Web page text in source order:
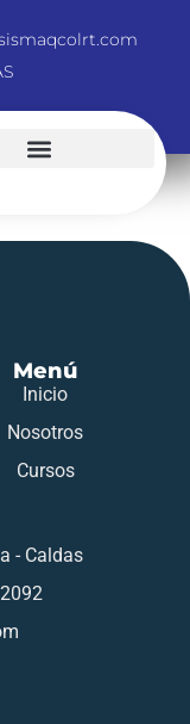
Menú
Inicio
Nosotros
Cursos
- Caldas